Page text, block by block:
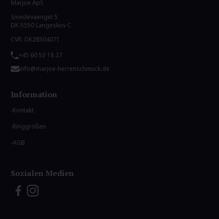
Marjoe ApS
Smedevaenget 5
DK-5550 Langeskov C
CVR: DK28504071
+45 60 53 18 27
info@marjoe-herrenschmuck.de
Information
Kontakt
Ringgrößen
AGB
Sozialen Medien